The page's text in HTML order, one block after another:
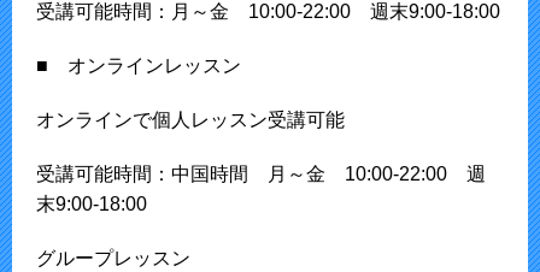
受講可能時間：月～金 10:00-22:00 週末9:00-18:00
■ オンラインレッスン
オンラインで個人レッスン受講可能
受講可能時間：中国時間 月～金 10:00-22:00 週
末9:00-18:00
グループレッスン